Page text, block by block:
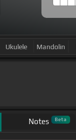
Ukulele Mandolin
Notes Beta